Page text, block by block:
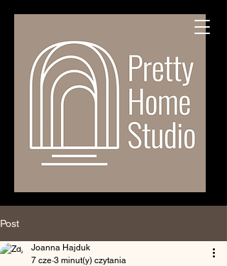
Post
Joanna Hajduk
7 cze 3 minut(y) czytania